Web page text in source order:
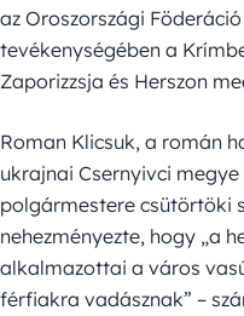
az Oroszországi
tevékenységében a
Zaporizzsja és Herszon
Roman Klicsuk, a román
ukrajnai Csernyivci
polgármestere csütörtöki
nehezményezte, hogy „a
alkalmazottai a város
férfiakra vadásznak” –